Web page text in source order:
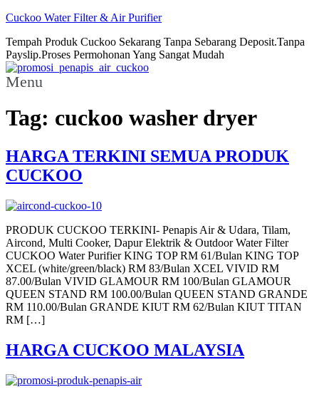
Cuckoo Water Filter & Air Purifier
Tempah Produk Cuckoo Sekarang Tanpa Sebarang Deposit.Tanpa
Payslip.Proses Permohonan Yang Sangat Mudah
Menu
Tag: cuckoo washer dryer
HARGA TERKINI SEMUA PRODUK
CUCKOO
PRODUK CUCKOO TERKINI- Penapis Air & Udara, Tilam,
Aircond, Multi Cooker, Dapur Elektrik & Outdoor Water Filter
CUCKOO Water Purifier KING TOP RM 61/Bulan KING TOP
XCEL (white/green/black) RM 83/Bulan XCEL VIVID RM
87.00/Bulan VIVID GLAMOUR RM 100/Bulan GLAMOUR
QUEEN STAND RM 100.00/Bulan QUEEN STAND GRANDE
RM 110.00/Bulan GRANDE KIUT RM 62/Bulan KIUT TITAN
RM […]
HARGA CUCKOO MALAYSIA